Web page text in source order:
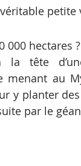
hectares
tête
menant au
y planter
par le